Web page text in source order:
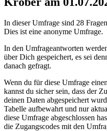
In dieser Umfrage sind 28
Dies ist eine anonyme Umfrage.
In den Umfrageantworten
über Dich gespeichert, es sei
danach gefragt.
Wenn du für diese Umfrage
kannst du sicher sein, dass der
deinen Daten abgespeichert
Tabelle aufbewahrt und nur
diese Umfrage abgeschlossen
die Zugangscodes mit den